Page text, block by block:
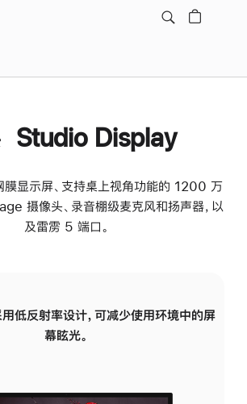
Studio Display
显示屏、支持桌上视角功能的 1200 万
摄像头、录音棚级麦克风和扬声器，以
及雷雳 5 端口。
低反射率设计，可减少使用环境中的屏
幕眩光。